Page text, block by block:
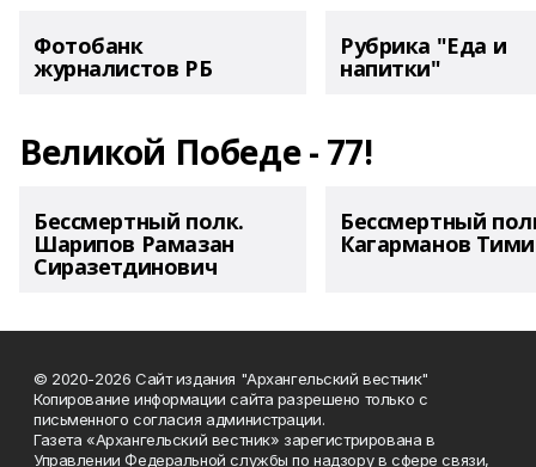
Фотобанк
журналистов РБ
Рубрика "Еда и
напитки"
Великой Победе - 77!
Бессмертный полк.
Шарипов Рамазан
Сиразетдинович
Бессмертный
Кагарманов
© 2020-2026 Сайт издания "Архангельский вестник"
Копирование информации сайта разрешено только с
письменного согласия администрации.
Газета «Архангельский вестник» зарегистрирована в
Управлении Федеральной службы по надзору в сфере связи,